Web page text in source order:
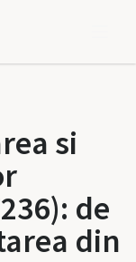
si
de
din